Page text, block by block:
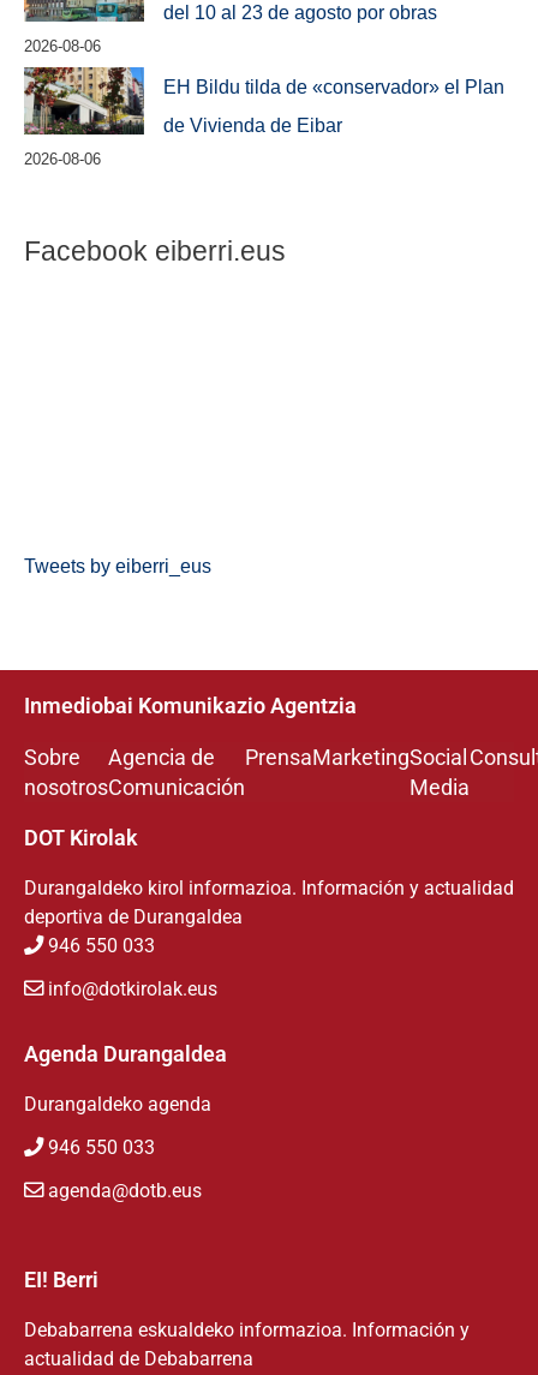
del 10 al 23 de agosto por obras
2026-08-06
EH Bildu tilda de «conservador» el Plan
de Vivienda de Eibar
2026-08-06
Facebook eiberri.eus
Tweets by eiberri_eus
Inmediobai Komunikazio Agentzia
Sobre
nosotros
Agencia de
Comunicación
PrensaMarketingSocial
Media
DOT Kirolak
Durangaldeko kirol informazioa. Información y actualidad
deportiva de Durangaldea
946 550 033
info@dotkirolak.eus
Agenda Durangaldea
Durangaldeko agenda
946 550 033
agenda@dotb.eus
EI! Berri
Debabarrena eskualdeko informazioa. Información y
actualidad de Debabarrena